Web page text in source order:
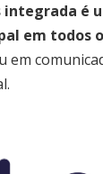
integrada é
em todos
em